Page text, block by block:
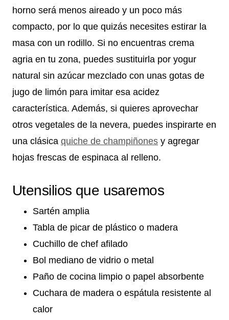
horno será menos aireado y un poco más
compacto, por lo que quizás necesites estirar la
masa con un rodillo. Si no encuentras crema
agria en tu zona, puedes sustituirla por yogur
natural sin azúcar mezclado con unas gotas de
jugo de limón para imitar esa acidez
característica. Además, si quieres aprovechar
otros vegetales de la nevera, puedes inspirarte en
una clásica quiche de champiñones y agregar
hojas frescas de espinaca al relleno.
Utensilios que usaremos
Sartén amplia
Tabla de picar de plástico o madera
Cuchillo de chef afilado
Bol mediano de vidrio o metal
Paño de cocina limpio o papel absorbente
Cuchara de madera o espátula resistente al
calor